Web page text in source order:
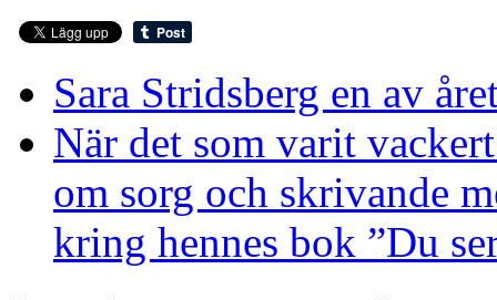
Sara Stridsberg en av
När det som varit
om sorg och skrivande
kring hennes bok ”Du